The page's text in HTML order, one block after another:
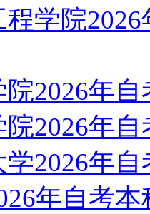
学院
院2026年
院2026年
学2026年
年自考